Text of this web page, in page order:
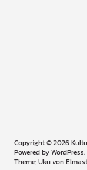
Copyright © 2026
Powered byWordPress
Theme: Uku von